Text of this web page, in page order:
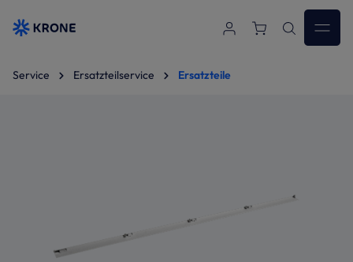
Zum Hauptinhalt springen
Service Ersatzteilservice Ersatzteile